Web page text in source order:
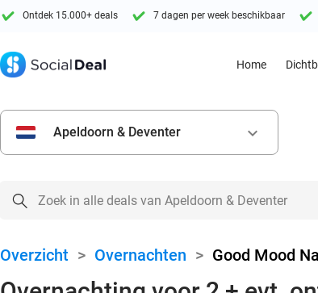
Ontdek 15.000+ deals 7 dagen per week beschikbaar
Home
Apeldoorn & Deventer keyboard_arrow_down
Overzicht > Overnachten > Good Mood